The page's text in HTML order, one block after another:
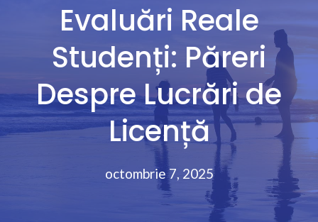
Evaluări Reale
Studenți: Păreri
Despre Lucrări de
Licență
octombrie 7, 2025